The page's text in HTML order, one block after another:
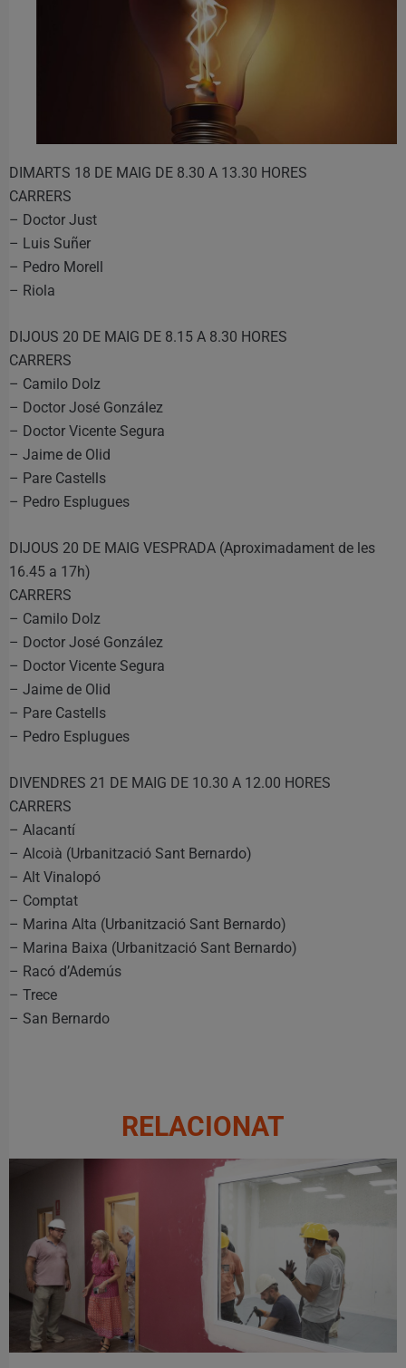
DIMARTS 18 DE MAIG DE 8.30 A 13.30 HORES
CARRERS
– Doctor Just
– Luis Suñer
– Pedro Morell
– Riola
DIJOUS 20 DE MAIG DE 8.15 A 8.30 HORES
CARRERS
– Camilo Dolz
– Doctor José González
– Doctor Vicente Segura
– Jaime de Olid
– Pare Castells
– Pedro Esplugues
DIJOUS 20 DE MAIG VESPRADA (Aproximadament de les
16.45 a 17h)
CARRERS
– Camilo Dolz
– Doctor José González
– Doctor Vicente Segura
– Jaime de Olid
– Pare Castells
– Pedro Esplugues
DIVENDRES 21 DE MAIG DE 10.30 A 12.00 HORES
CARRERS
– Alacantí
– Alcoià (Urbanització Sant Bernardo)
– Alt Vinalopó
– Comptat
– Marina Alta (Urbanització Sant Bernardo)
– Marina Baixa (Urbanització Sant Bernardo)
– Racó d’Ademús
– Trece
– San Bernardo
RELACIONAT